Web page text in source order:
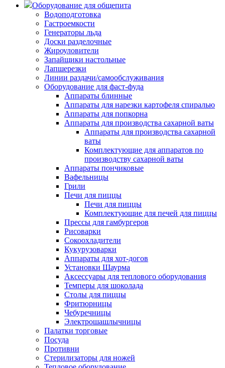
Оборудование для общепита
Водоподготовка
Гастроемкости
Генераторы льда
Доски разделочные
Жироуловители
Запайщики настольные
Лапшерезки
Линии раздачи/самообслуживания
Оборудование для фаст-фуда
Аппараты блинные
Аппараты для нарезки картофеля спиралью
Аппараты для попкорна
Аппараты для производства сахарной ваты
Аппараты для производства сахарной
ваты
Комплектующие для аппаратов по
производству сахарной ваты
Аппараты пончиковые
Вафельницы
Грили
Печи для пиццы
Печи для пиццы
Комплектующие для печей для пиццы
Прессы для гамбургеров
Рисоварки
Сокоохладители
Кукурузоварки
Аппараты для хот-догов
Установки Шаурма
Аксессуары для теплового оборудования
Темперы для шоколада
Столы для пиццы
Фритюрницы
Чебуречницы
Электрошашлычницы
Палатки торговые
Посуда
Противни
Стерилизаторы для ножей